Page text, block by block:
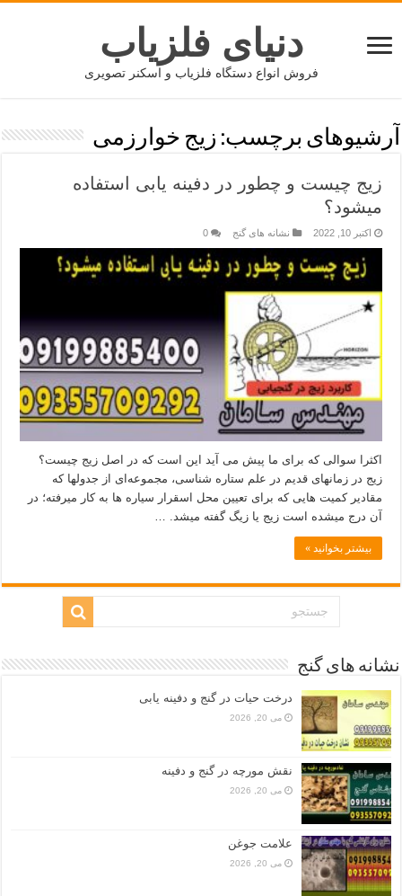
دنیای فلزیاب
فروش انواع دستگاه فلزیاب و اسکنر تصویری
آرشیوهای برچسب: زیج خوارزمی
زیج چیست و چطور در دفینه یابی استفاده
میشود؟
اکتبر 10, 2022 نشانه های گنج 0
اکثرا سوالی که برای ما پیش می آید این است که در اصل زیج چیست؟
زیج در زمانهای قدیم در علم ستاره شناسی، مجموعه‌ای از جدولها که
مقادیر کمیت‌ هایی که برای تعیین محل اسقرار سیاره‌ ها به کار میرفته؛ در
آن درج میشده است زیج یا زیگ گفته میشد. …
بیشتر بخوانید »
نشانه های گنج
درخت حیات در گنج و دفینه یابی
می 20, 2026
نقش مورچه در گنج و دفینه
می 20, 2026
علامت جوغن
می 20, 2026